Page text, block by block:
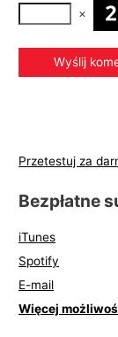
×
Przetestuj za
Bezpłatne
iTunes
Spotify
E-mail
Więcej